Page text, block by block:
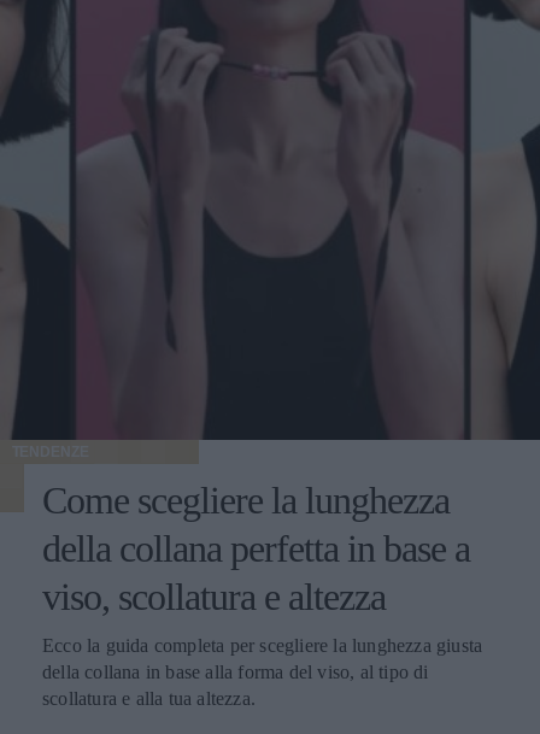
TENDENZE
Come scegliere la lunghezza
della collana perfetta in base a
viso, scollatura e altezza
Ecco la guida completa per scegliere la lunghezza giusta
della collana in base alla forma del viso, al tipo di
scollatura e alla tua altezza.